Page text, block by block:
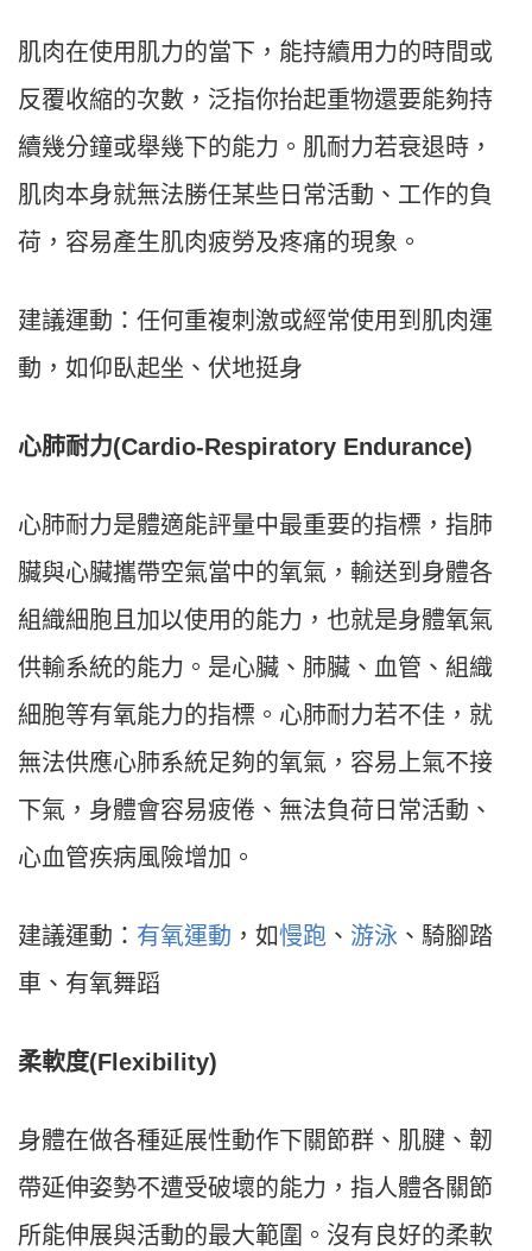
肌肉在使用肌力的當下，能持續用力的時間或
反覆收縮的次數，泛指你抬起重物還要能夠持
續幾分鐘或舉幾下的能力。肌耐力若衰退時，
肌肉本身就無法勝任某些日常活動、工作的負
荷，容易產生肌肉疲勞及疼痛的現象。
建議運動：任何重複刺激或經常使用到肌肉運
動，如仰臥起坐、伏地挺身
心肺耐力(Cardio-Respiratory Endurance)
心肺耐力是體適能評量中最重要的指標，指肺
臟與心臟攜帶空氣當中的氧氣，輸送到身體各
組織細胞且加以使用的能力，也就是身體氧氣
供輸系統的能力。是心臟、肺臟、血管、組織
細胞等有氧能力的指標。心肺耐力若不佳，就
無法供應心肺系統足夠的氧氣，容易上氣不接
下氣，身體會容易疲倦、無法負荷日常活動、
心血管疾病風險增加。
建議運動： 有氧運動 ，如慢跑 、 游泳 、騎腳踏
車、有氧舞蹈
柔軟度(Flexibility)
身體在做各種延展性動作下關節群、肌腱、韌
帶延伸姿勢不遭受破壞的能力，指人體各關節
所能伸展與活動的最大範圍。沒有良好的柔軟